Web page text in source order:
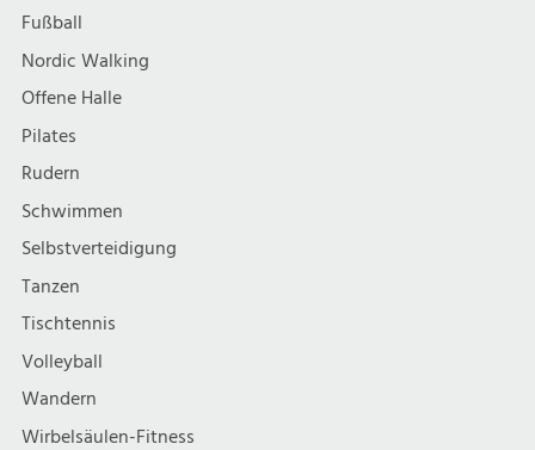
Fußball
Nordic Walking
Offene Halle
Pilates
Rudern
Schwimmen
Selbstverteidigung
Tanzen
Tischtennis
Volleyball
Wandern
Wirbelsäulen-Fitness